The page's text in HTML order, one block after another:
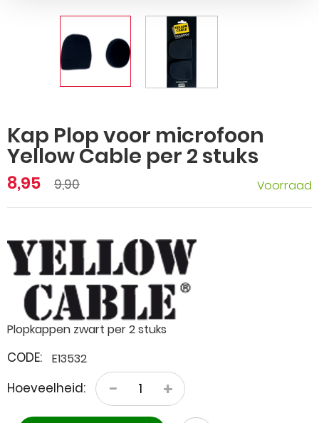
Kap Plop voor microfoon
Yellow Cable per 2 stuks
8,95 9,90 Voorraad
Plopkappen zwart per 2 stuks
CODE: E13532
Hoeveelheid: +
−